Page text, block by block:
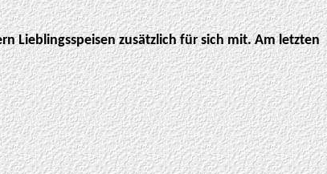
Lieblingsspeisen zusätzlich für sich mit. Am letzten